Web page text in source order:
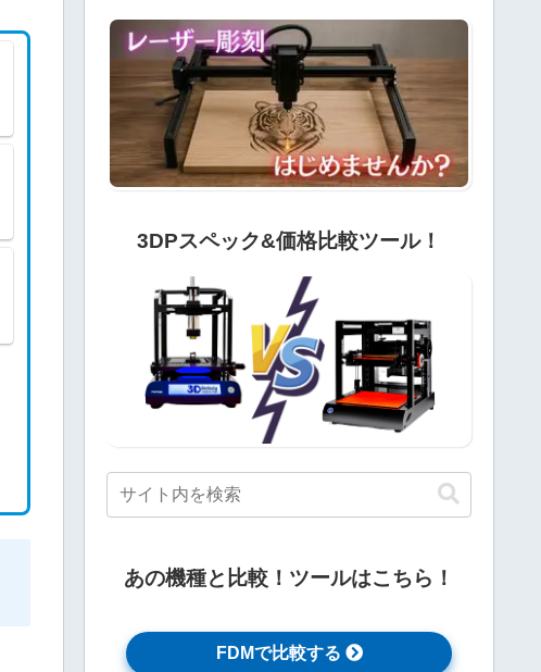
3DPスペック&価格比較ツール！
あの機種と比較！ツールはこちら！
FDMで比較する